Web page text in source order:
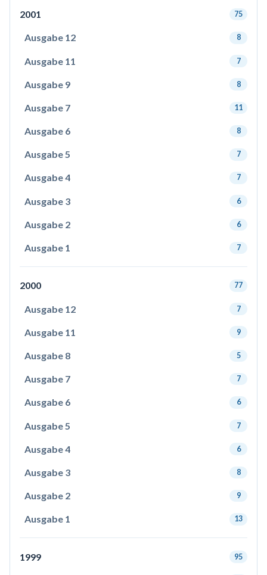
2001 75
Ausgabe 12 8
Ausgabe 11 7
Ausgabe 9 8
Ausgabe 7 11
Ausgabe 6 8
Ausgabe 5 7
Ausgabe 4 7
Ausgabe 3 6
Ausgabe 2 6
Ausgabe 1 7
2000 77
Ausgabe 12 7
Ausgabe 11 9
Ausgabe 8 5
Ausgabe 7 7
Ausgabe 6 6
Ausgabe 5 7
Ausgabe 4 6
Ausgabe 3 8
Ausgabe 2 9
Ausgabe 1 13
1999 95